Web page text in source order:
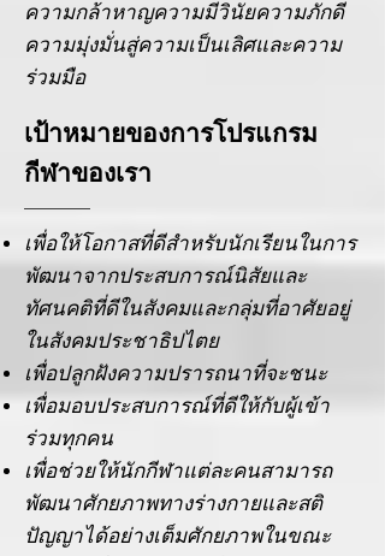
ความกล้าหาญความมีวินัยความภักดี
ความมุ่งมั่นสู่ความเป็นเลิศและความ
ร่วมมือ
เป้าหมายของการโปรแกรม
กีฬาของเรา
เพื่อให้โอกาสที่ดีสำหรับนักเรียนในการ
พัฒนาจากประสบการณ์นิสัยและ
ทัศนคติที่ดีในสังคมและกลุ่มที่อาศัยอยู่
ในสังคมประชาธิปไตย
เพื่อปลูกฝังความปรารถนาที่จะชนะ
เพื่อมอบประสบการณ์ที่ดีให้กับผู้เข้า
ร่วมทุกคน
เพื่อช่วยให้นักกีฬาแต่ละคนสามารถ
พัฒนาศักยภาพทางร่างกายและสติ
ปัญญาได้อย่างเต็มศักยภาพในขณะ